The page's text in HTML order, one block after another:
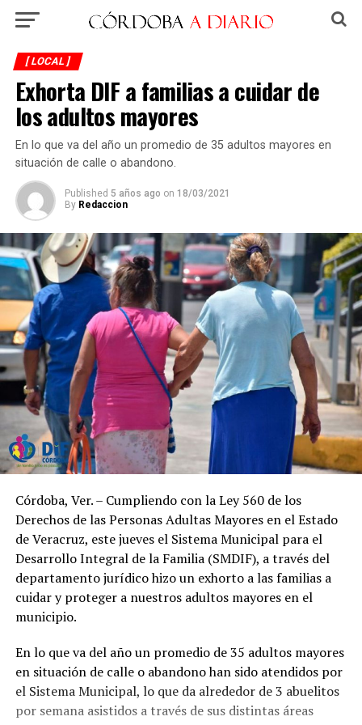
[ LOCAL ]
Exhorta DIF a familias a cuidar de
los adultos mayores
En lo que va del año un promedio de 35 adultos mayores en
situación de calle o abandono.
Published 5 años ago on 18/03/2021
By Redaccion
Córdoba, Ver. – Cumpliendo con la Ley 560 de los
Derechos de las Personas Adultas Mayores en el Estado
de Veracruz, este jueves el Sistema Municipal para el
Desarrollo Integral de la Familia (SMDIF), a través del
departamento jurídico hizo un exhorto a las familias a
cuidar y proteger a nuestros adultos mayores en el
municipio.
En lo que va del año un promedio de 35 adultos mayores
en situación de calle o abandono han sido atendidos por
el Sistema Municipal, lo que da alrededor de 3 abuelitos
por semana asistidos a través de sus distintas áreas